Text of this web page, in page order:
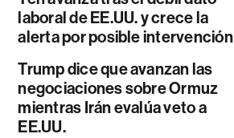
laboral de EE.UU. y crece la
alerta por posible intervención
Trump dice que avanzan las
negociaciones sobre Ormuz
mientras Irán evalúa veto a
EE.UU.